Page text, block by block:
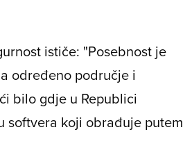
ističe: "Posebnost je
određeno područje i
bilo gdje u Republici
softvera koji obrađuje putem